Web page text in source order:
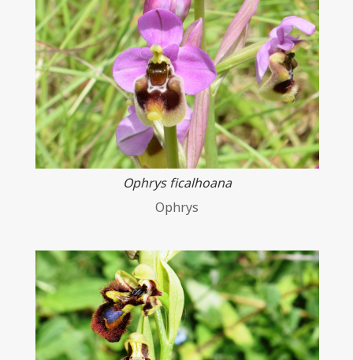
Ophrys ficalhoana
Ophrys